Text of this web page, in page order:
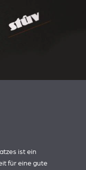
ist ein
für eine gute